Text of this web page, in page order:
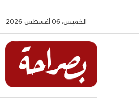
الخميس، 06 أغسطس 2026